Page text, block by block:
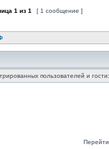
1 из 1 [ 1 сообщение ]
пользователей и